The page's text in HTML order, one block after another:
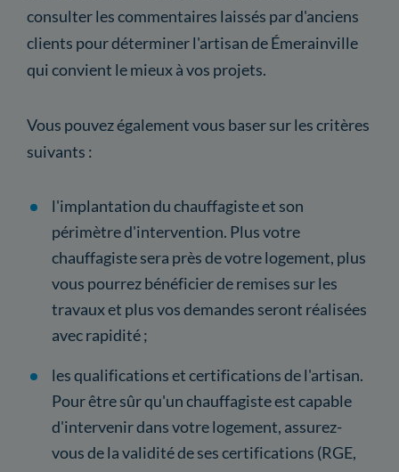
consulter les commentaires laissés par d'anciens
clients pour déterminer l'artisan de Émerainville
qui convient le mieux à vos projets.
Vous pouvez également vous baser sur les critères
suivants :
l'implantation du chauffagiste et son
périmètre d'intervention. Plus votre
chauffagiste sera près de votre logement, plus
vous pourrez bénéficier de remises sur les
travaux et plus vos demandes seront réalisées
avec rapidité ;
les qualifications et certifications de l'artisan.
Pour être sûr qu'un chauffagiste est capable
d'intervenir dans votre logement, assurez-
vous de la validité de ses certifications (RGE,